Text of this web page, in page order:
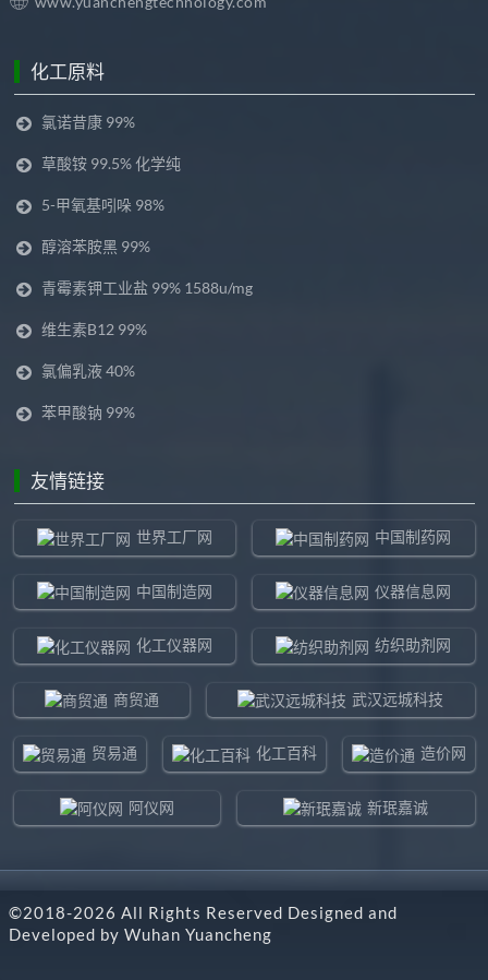
化工原料
氯诺昔康 99%
草酸铵 99.5% 化学纯
5-甲氧基吲哚 98%
醇溶苯胺黑 99%
青霉素钾工业盐 99% 1588u/mg
维生素B12 99%
氯偏乳液 40%
苯甲酸钠 99%
友情链接
世界工厂网 中国制药网
中国制造网 仪器信息网
化工仪器网 纺织助剂网
商贸通 武汉远城科技
贸易通 化工百科 造价网
阿仪网 新珉嘉诚
东北制造网 药智通
©2018-2026 All Rights Reserved Designed and
Developed by Wuhan Yuancheng